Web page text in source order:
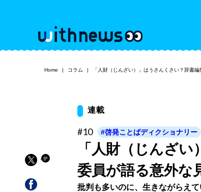
Home コラム 「人財（じんざい）」はうさんくさい？辞書
連載
#10 #啓発ことばディクショナリー
「人財（じんざ
委員が語る意外な
批判も多いのに、生きながらえ